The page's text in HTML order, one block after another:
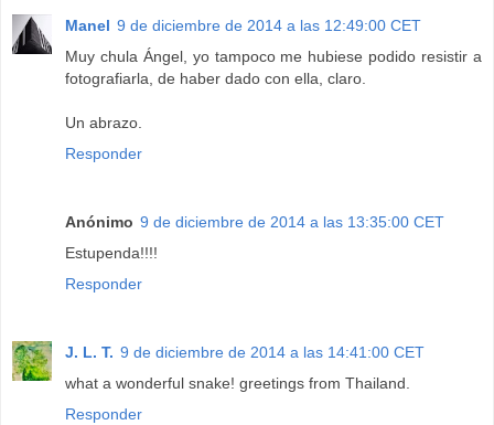
Manel 9 de diciembre de 2014 a las 12:49:00 CET
Muy chula Ángel, yo tampoco me hubiese podido resistir a
fotografiarla, de haber dado con ella, claro.
Un abrazo.
Responder
Anónimo 9 de diciembre de 2014 a las 13:35:00 CET
Estupenda!!!!
Responder
J. L. T. 9 de diciembre de 2014 a las 14:41:00 CET
what a wonderful snake! greetings from Thailand.
Responder